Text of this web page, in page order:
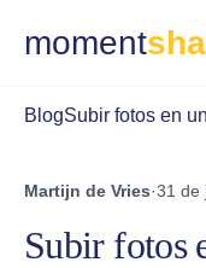
moment
BlogSubir fotos en
Martijn de Vries·31 de
Subir fotos